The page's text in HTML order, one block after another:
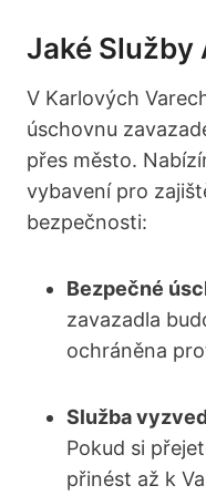
Jaké Služby
V Karlových
úschovnu
přes město.
vybavení pro
bezpečnosti:
Bezpečné
zavazadla
ochráněna
Služba
Pokud si
přinést až k